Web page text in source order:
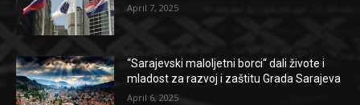
April 7, 2025
“Sarajevski maloljetni borci“ dali živote i
mladost za razvoj i zaštitu Grada Sarajeva
April 6, 2025